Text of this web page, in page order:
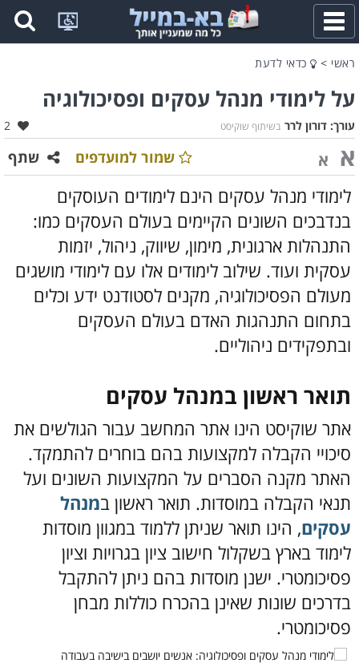
פתח
תפריט
ראשי > כדאי לדעת
על לימודי מנהל עסקים ופסיכולוגיה
בשיתוף שוקיסט עורך: דורון לרר 2
א א שתף שמור למועדפים
לימודי מנהל עסקים הינם לימודים העוסקים
בנדבכים השונים הקיימים בעולם העסקים כמו:
התנהלות ארגונית, מימון, שיווק, ניהול, יזמות
עסקית ועוד. שילוב לימודים אלו עם לימודי מושגים
מעולם הפסיכולוגיה, מקנים לסטודנט ידע וכלים
בתחום התנהגות האדם בעולם העסקים
ובתפקידים ניהוליים.
תואר ראשון במנהל עסקים
אתר שוקיסט הינו אתר המחשב עבור הגולשים את
סיכויי הקבלה למקצועות בהם בוחרים להתמקד.
האתר מקנה הסברים על המקצועות השונים ועל
תנאי הקבלה במוסדות. תואר ראשון במנהל
עסקים, הינו תואר שניתן ללמוד במגוון מוסדות
לימוד בארץ בשקלול חישוב ציון בגרויות וציון
פסיכומטרי. ישנן מוסדות בהם ניתן להתקבל
בדרכים שונות שאינן בהכרח כוללות מבחן
פסיכומטרי.